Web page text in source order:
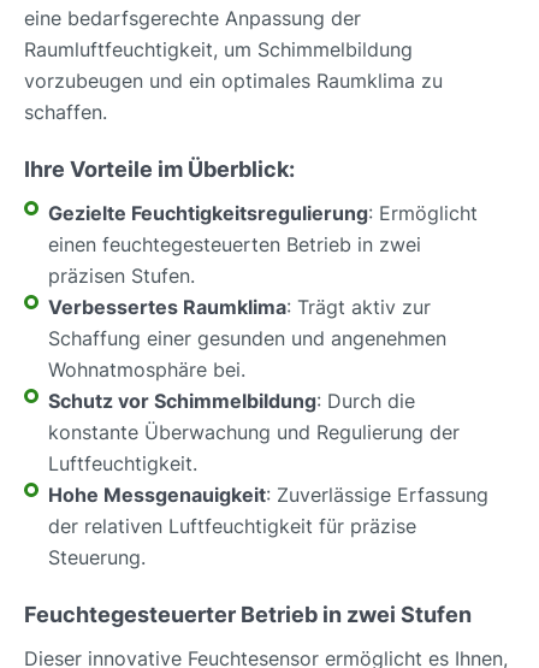
eine bedarfsgerechte Anpassung der
Raumluftfeuchtigkeit, um Schimmelbildung
vorzubeugen und ein optimales Raumklima zu
schaffen.
Ihre Vorteile im Überblick:
Gezielte Feuchtigkeitsregulierung: Ermöglicht
einen feuchtegesteuerten Betrieb in zwei
präzisen Stufen.
Verbessertes Raumklima: Trägt aktiv zur
Schaffung einer gesunden und angenehmen
Wohnatmosphäre bei.
Schutz vor Schimmelbildung: Durch die
konstante Überwachung und Regulierung der
Luftfeuchtigkeit.
Hohe Messgenauigkeit: Zuverlässige Erfassung
der relativen Luftfeuchtigkeit für präzise
Steuerung.
Feuchtegesteuerter Betrieb in zwei Stufen
Dieser innovative Feuchtesensor ermöglicht es Ihnen,